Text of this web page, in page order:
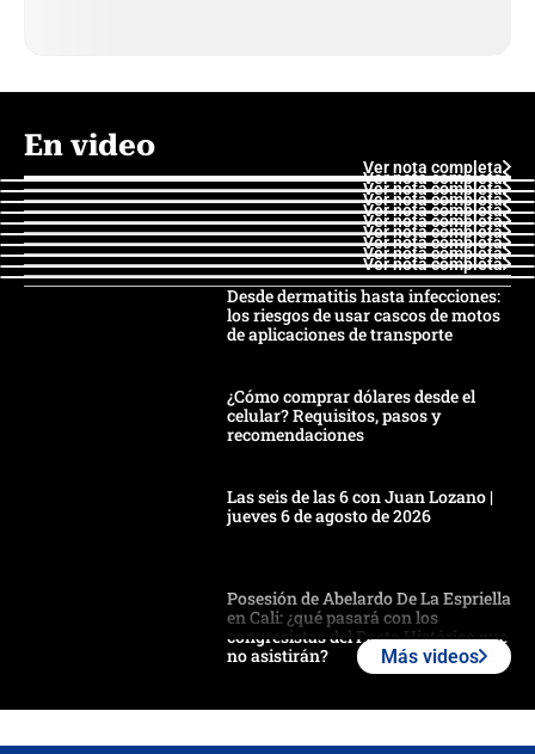
En video
Ver nota completa
Ver nota completa
Ver nota completa
Ver nota completa
Ver nota completa
Ver nota completa
Ver nota completa
Ver nota completa
Ver nota completa
Ver nota completa
Desde dermatitis hasta infecciones:
los riesgos de usar cascos de motos
de aplicaciones de transporte
¿Cómo comprar dólares desde el
celular? Requisitos, pasos y
recomendaciones
Las seis de las 6 con Juan Lozano |
jueves 6 de agosto de 2026
Posesión de Abelardo De La Espriella
en Cali: ¿qué pasará con los
congresistas del Pacto Histórico que
no asistirán?
crece el pulso por la elección del
Más videos